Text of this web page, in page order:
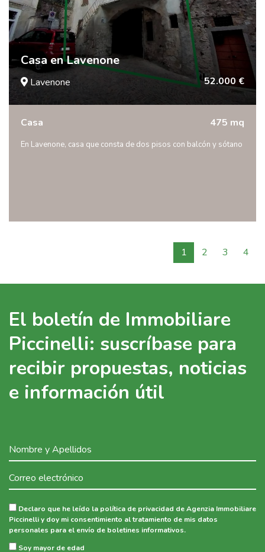
Casa en Lavenone
Lavenone 52.000 €
Casa 475 mq
En Lavenone, casa que consta de dos pisos con balcón y sótano
1 2 3 4
El boletín de Immobiliare
Piccinelli: suscríbase para
recibir propuestas, noticias
e información útil
Declaro que he leído la política de privacidad de Agenzia Immobiliare
Piccinelli y doy mi consentimiento al tratamiento de mis datos
personales para el envío de boletines informativos.
Soy mayor de edad